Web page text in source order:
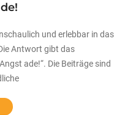
und erlebbar in das
Antwort gibt das
ade!“. Die Beiträge sind